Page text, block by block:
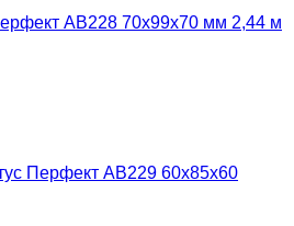
AB228 70х99х70 мм 2,44 м